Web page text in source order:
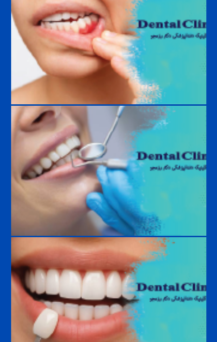
بیماری‌های لثه و روش درمان | علائم، علل، پیشگیری و درمان تخصصی
چکاپ دوره‌ای دندان؛ هر چند وقت یک‌بار باید به دندانپزشک مراجعه کنیم؟